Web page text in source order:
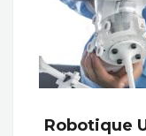
Robotique